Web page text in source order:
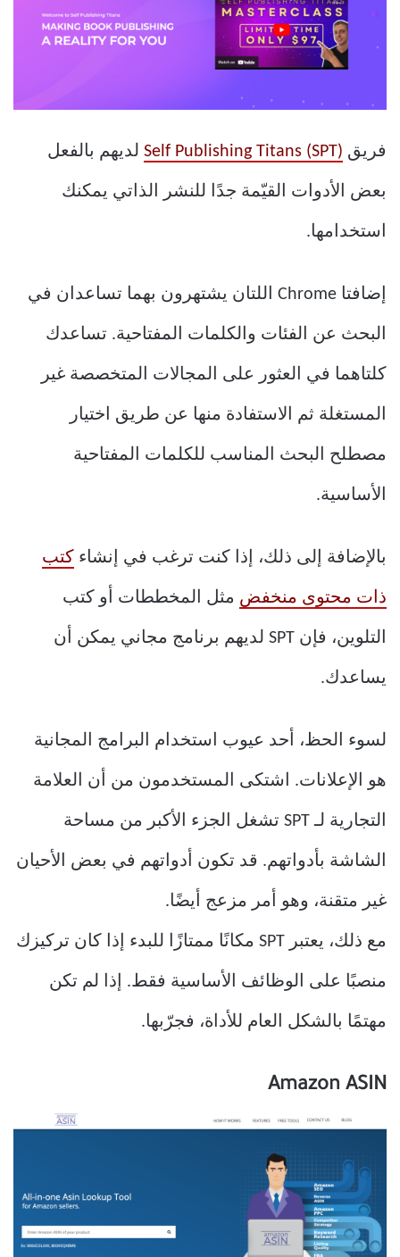
فريق Self Publishing Titans (SPT) لديهم بالفعل
بعض الأدوات القيّمة جدًا للنشر الذاتي يمكنك
استخدامها.
إضافتا Chrome اللتان يشتهرون بهما تساعدان في
البحث عن الفئات والكلمات المفتاحية. تساعدك
كلتاهما في العثور على المجالات المتخصصة غير
المستغلة ثم الاستفادة منها عن طريق اختيار
مصطلح البحث المناسب للكلمات المفتاحية
الأساسية.
بالإضافة إلى ذلك، إذا كنت ترغب في إنشاء كتب
ذات محتوى منخفض مثل المخططات أو كتب
التلوين، فإن SPT لديهم برنامج مجاني يمكن أن
يساعدك.
لسوء الحظ، أحد عيوب استخدام البرامج المجانية
هو الإعلانات. اشتكى المستخدمون من أن العلامة
التجارية لـ SPT تشغل الجزء الأكبر من مساحة
الشاشة بأدواتهم. قد تكون أدواتهم في بعض الأحيان
غير متقنة، وهو أمر مزعج أيضًا.
مع ذلك، يعتبر SPT مكانًا ممتازًا للبدء إذا كان تركيزك
منصبًا على الوظائف الأساسية فقط. إذا لم تكن
مهتمًا بالشكل العام للأداة، فجرّبها.
Amazon ASIN